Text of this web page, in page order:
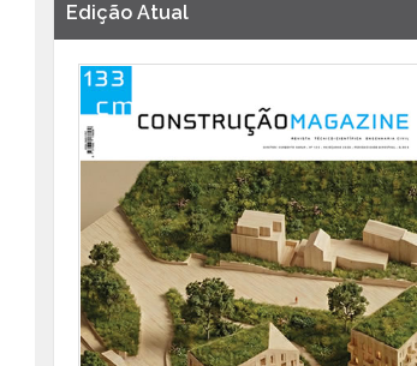
Edição Atual